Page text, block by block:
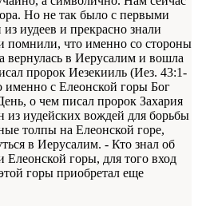
Но не так было с первыми
иудеев и прекрасно знали
помнили, что именно со стороны
вернулась в Иерусалим и вошла
пророк Иезекииль (Иез. 43:1-
с Елеонской горы Бог
о чем писал пророк Захария
из иудейских вождей для борьбы
толпы на Елеонской горе,
в Иерусалим. - Кто знал об
Елеонской горы, для того вход
горы приобретал еще